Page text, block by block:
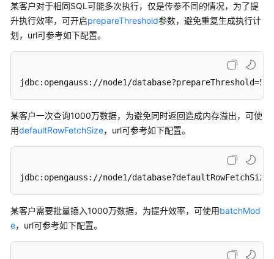
设
计
建
议
应
序
开
发
程
用
程
序
某客户对于相同SQL可能多次执行，仅是传参不同的情况，为了提
升执行效率，可开启prepareThreshold参数，避免重复生成执行计
划，url可参考如下配置。
jdbc:opengauss://node1/database?prepareThreshold=5
某客户一次查询1000万数据，为避免同时返回造成内存溢出，可使
用defaultRowFetchSize，url可参考如下配置。
jdbc:opengauss://node1/
某客户需要批量插入1000万数据，为提升效率，可使用batchMod
e，url可参考如下配置。